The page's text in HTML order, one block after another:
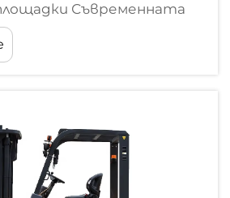
Съвременната
се е променила
много повече от
или стандартни,